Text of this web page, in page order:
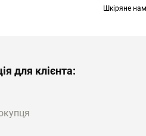
золота 750 проби;
ограновування (0,01
TOUS — Les
Кафи у Львові з
Шкіряне
для клієнта: